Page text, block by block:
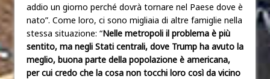
addio un giorno perché dovrà tornare nel Paese dove è
nato”. Come loro, ci sono migliaia di altre famiglie nella
stessa situazione: “Nelle metropoli il problema è più
sentito, ma negli Stati centrali, dove Trump ha avuto la
meglio, buona parte della popolazione è americana,
per cui credo che la cosa non tocchi loro così da vicino